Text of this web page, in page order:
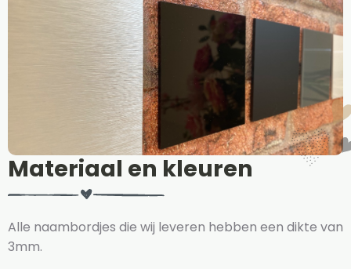
Materiaal en kleuren
Alle naambordjes die wij leveren hebben een dikte van
3mm.